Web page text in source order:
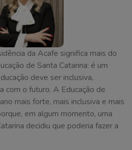
da Acafe significa mais do
de Santa Catarina: é um
deve ser inclusiva,
com o futuro. A Educação de
mais forte, mais inclusiva e mais
em algum momento, uma
decidiu que poderia fazer a